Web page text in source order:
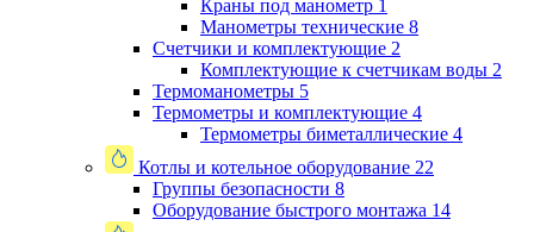
Краны под манометр 1
Манометры технические 8
Счетчики и комплектующие 2
Комплектующие к счетчикам воды 2
Термоманометры 5
Термометры и комплектующие 4
Термометры биметаллические 4
Котлы и котельное оборудование 22
Группы безопасности 8
Оборудование быстрого монтажа 14